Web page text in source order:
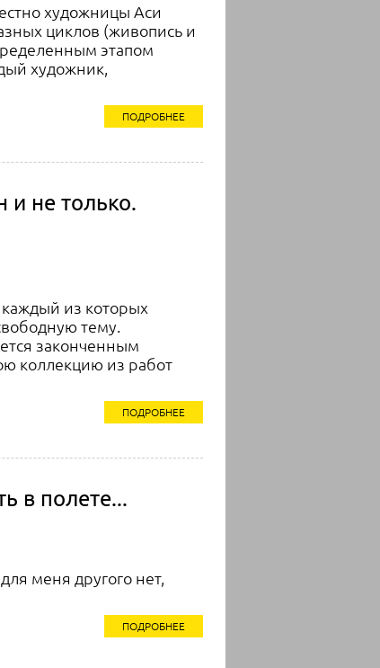
художницы Аси
циклов (живопись и
этапом
художник,
ПОДРОБНЕЕ
и не только.
из которых
тему.
законченным
коллекцию из работ
ПОДРОБНЕЕ
в полете...
меня другого нет,
ПОДРОБНЕЕ